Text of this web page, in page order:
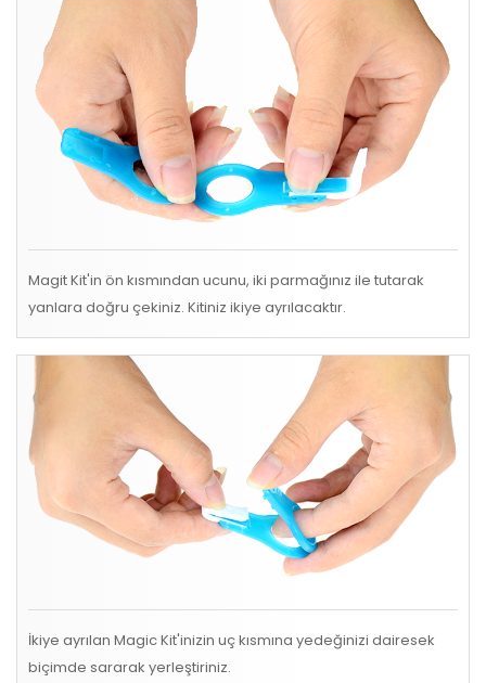
Magit Kit'in ön kısmından ucunu, iki parmağınız ile tutarak
yanlara doğru çekiniz. Kitiniz ikiye ayrılacaktır.
İkiye ayrılan Magic Kit'inizin uç kısmına yedeğinizi dairesek
biçimde sararak yerleştiriniz.